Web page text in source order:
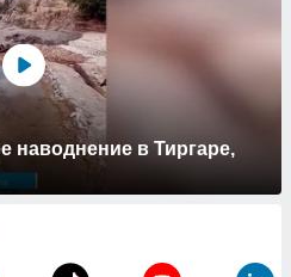
наводнение в Тиргаре,